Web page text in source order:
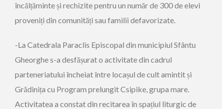
încălțăminte și rechizite pentru un număr de 300 de elevi
proveniți din comunități sau familii defavorizate.
-La Catedrala Paraclis Episcopal din municipiul Sfântu
Gheorghe s-a desfășurat o activitate din cadrul
parteneriatului încheiat între locașul de cult amintit și
Grădinița cu Program prelungit Csipike, grupa mare.
Activitatea a constat din recitarea în spațiul liturgic de